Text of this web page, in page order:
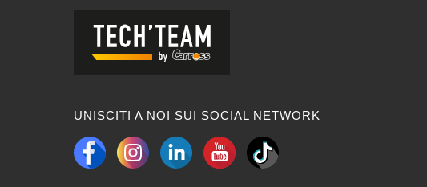
UNISCITI A NOI SUI SOCIAL NETWORK